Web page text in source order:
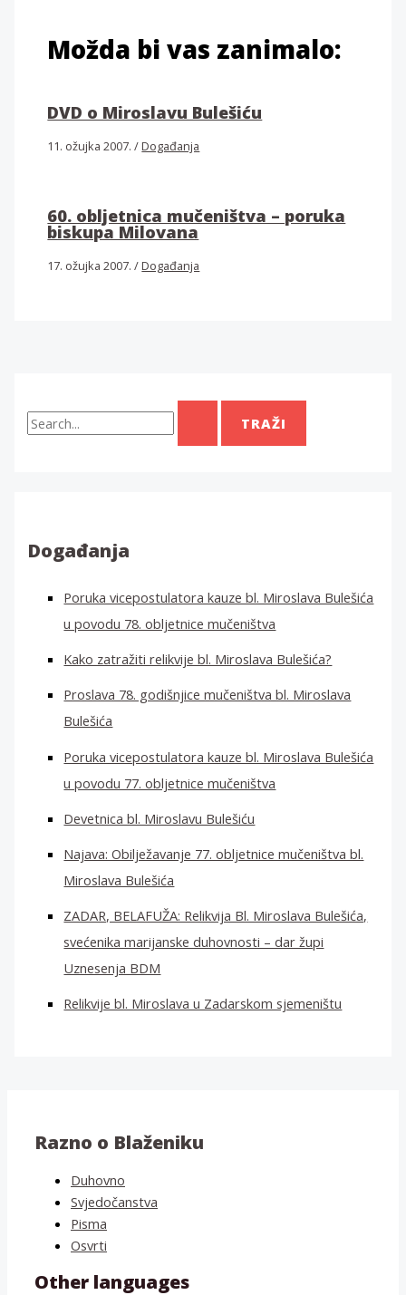
Možda bi vas zanimalo:
DVD o Miroslavu Bulešiću
11. ožujka 2007./Događanja
60. obljetnica mučeništva – poruka
biskupa Milovana
17. ožujka 2007./Događanja
T
r
:Događanja
Poruka vicepostulatora kauze bl. Miroslava Bulešića
u povodu 78. obljetnice mučeništva
Kako zatražiti relikvije bl. Miroslava Bulešića?
Proslava 78. godišnjice mučeništva bl. Miroslava
Bulešića
Poruka vicepostulatora kauze bl. Miroslava Bulešića
u povodu 77. obljetnice mučeništva
Devetnica bl. Miroslavu Bulešiću
Najava: Obilježavanje 77. obljetnice mučeništva bl.
Miroslava Bulešića
ZADAR, BELAFUŽA: Relikvija Bl. Miroslava Bulešića,
svećenika marijanske duhovnosti – dar župi
Uznesenja BDM
Relikvije bl. Miroslava u Zadarskom sjemeništu
Razno o Blaženiku
Duhovno
Svjedočanstva
Pisma
Osvrti
Other languages